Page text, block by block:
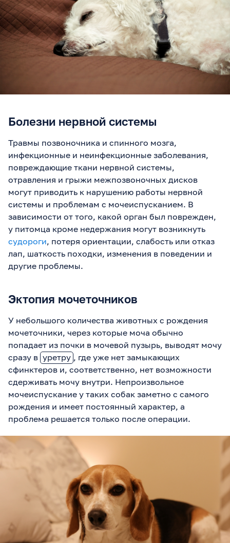
Болезни нервной системы
Травмы позвоночника и спинного мозга,
инфекционные и неинфекционные заболевания,
повреждающие ткани нервной системы,
отравления и грыжи межпозвоночных дисков
могут приводить к нарушению работы нервной
системы и проблемам с мочеиспусканием. В
зависимости от того, какой орган был поврежден,
у питомца кроме недержания могут возникнуть
судороги, потеря ориентации, слабость или отказ
лап, шаткость походки, изменения в поведении и
другие проблемы.
Эктопия мочеточников
У небольшого количества животных с рождения
мочеточники, через которые моча обычно
попадает из почки в мочевой пузырь, выводят мочу
сразу в уретру , где уже нет замыкающих
сфинктеров и, соответственно, нет возможности
сдерживать мочу внутри. Непроизвольное
мочеиспускание у таких собак заметно с самого
рождения и имеет постоянный характер, а
проблема решается только после операции.